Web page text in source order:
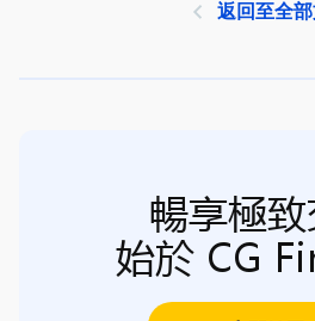
返回至全
暢享極
始於 CG